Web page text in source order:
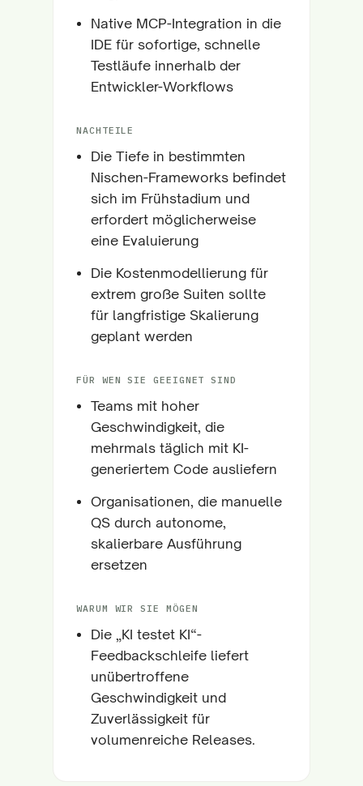
Native MCP-Integration in die
IDE für sofortige, schnelle
Testläufe innerhalb der
Entwickler-Workflows
NACHTEILE
Die Tiefe in bestimmten
Nischen-Frameworks befindet
sich im Frühstadium und
erfordert möglicherweise
eine Evaluierung
Die Kostenmodellierung für
extrem große Suiten sollte
für langfristige Skalierung
geplant werden
FÜR WEN SIE GEEIGNET SIND
Teams mit hoher
Geschwindigkeit, die
mehrmals täglich mit KI-
generiertem Code ausliefern
Organisationen, die manuelle
QS durch autonome,
skalierbare Ausführung
ersetzen
WARUM WIR SIE MÖGEN
Die „KI testet KI“-
Feedbackschleife liefert
unübertroffene
Geschwindigkeit und
Zuverlässigkeit für
volumenreiche Releases.